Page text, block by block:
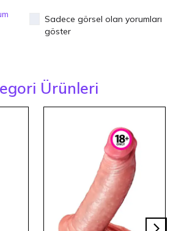
Sadece görsel olan yorumları
göster
Ürünleri